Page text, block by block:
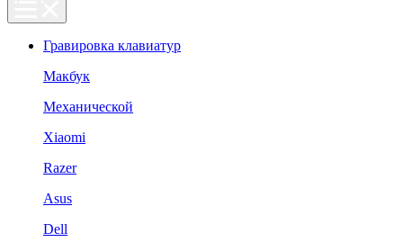
Гравировка клавиатур
Макбук
Механической
Xiaomi
Razer
Asus
Dell